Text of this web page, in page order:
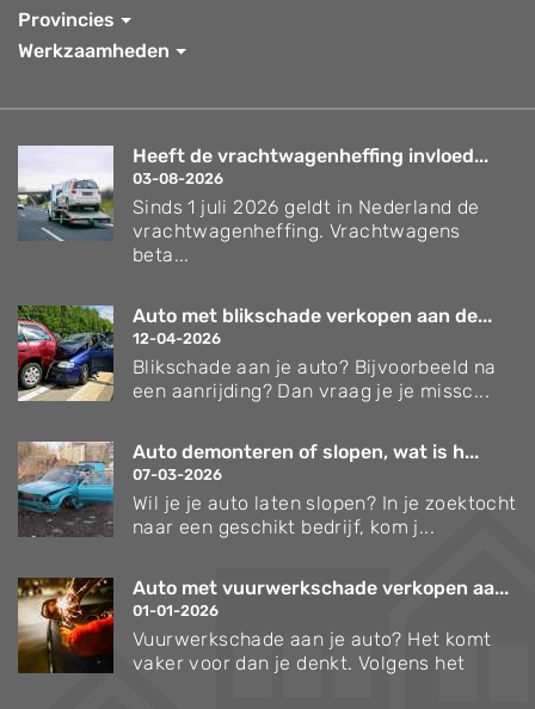
Provincies
Werkzaamheden
Heeft de vrachtwagenheffing invloed...
03-08-2026
Sinds 1 juli 2026 geldt in Nederland de
vrachtwagenheffing. Vrachtwagens
beta...
Auto met blikschade verkopen aan de...
12-04-2026
Blikschade aan je auto? Bijvoorbeeld na
een aanrijding? Dan vraag je je missc...
Auto demonteren of slopen, wat is h...
07-03-2026
Wil je je auto laten slopen? In je zoektocht
naar een geschikt bedrijf, kom j...
Auto met vuurwerkschade verkopen aa...
01-01-2026
Vuurwerkschade aan je auto? Het komt
vaker voor dan je denkt. Volgens het